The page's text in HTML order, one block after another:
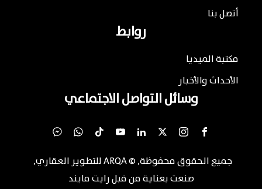
جميع الحقوق محفوظة, ©ARQA للتطوير العقاري
,
صنعت بعناية من قبلرايت مايند
أتصل بنا
روابط
مكتبة الميديا
الأحداث والأخبار
وسائل التواصل الاجتماعي